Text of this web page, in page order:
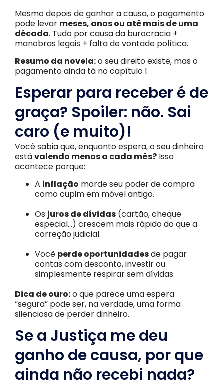
Mesmo depois de ganhar a causa, o pagamento
pode levar meses, anos ou até mais de uma
década. Tudo por causa da burocracia +
manobras legais + falta de vontade política.
Resumo da novela:o seu direito existe, mas o
pagamento ainda tá no capítulo 1.
Esperar para receber é de
graça? Spoiler: não. Sai
caro (e muito)!
Você sabia que, enquanto espera, o seu dinheiro
estávalendo menos a cada mês? Isso
acontece porque:
A inflação morde seu poder de compra
como cupim em móvel antigo.
Os juros de dívidas (cartão, cheque
especial…) crescem mais rápido do que a
correção judicial.
Você perde oportunidadesde pagar
contas com desconto, investir ou
simplesmente respirar sem dívidas.
Dica de ouro:o que parece uma espera
“segura” pode ser, na verdade, uma forma
silenciosa de perder dinheiro.
Se a Justiça me deu
ganho de causa, por que
ainda não recebi nada?